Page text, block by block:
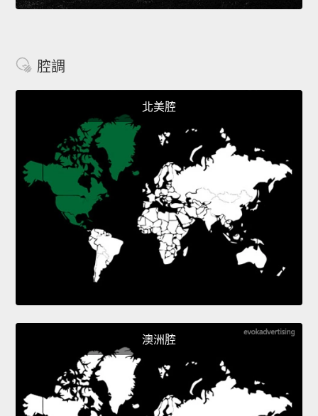
腔調
北美腔
澳洲腔